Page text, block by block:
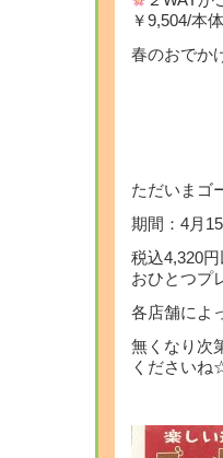
￥9,504/本
春のおでか
ただいまゴ
期間：4月
税込4,320
おひとつプ
各店舗によ
無くなり次
くださいね